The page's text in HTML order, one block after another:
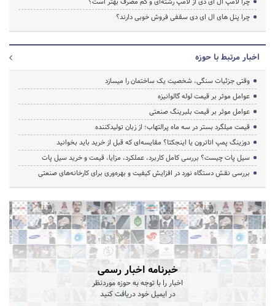
چرا پنل های ال ای دی سقفی فروش خوبی دارند؟
اخبار مرتبط با حوزه
وقتی جزئیات سنگی، شخصیت یک ساختمان را میسازد
عوامل موثر بر قیمت لوله گالوانیزه
عوامل موثر بر قیمت بلبرینگ صنعتی
قیمت میلگرد بستر در سه ماه پرالتهاب؛ از زبان تولیدکننده
دوزینگ پمپ اتاترون یا اینجکتا؟ مقایسه‌ای که قبل از خرید باید بخوانید
سیل پات چیست؟ بررسی کامل کاربرد، عملکرد، مزایا، قیمت و خرید سیل پات
بررسی نقش دستگاه نورد در افزایش کیفیت و بهره‌وری برای کارخانه‌های صنعتی
خبرنامه اخبار رسمی
اخبار را با توجه به حوزه موردنظر
در ایمیل خود دریافت کنید